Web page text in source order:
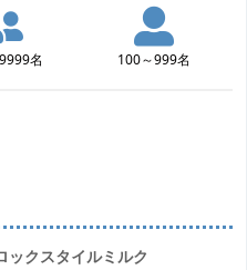
名 100～999名
ックスタイルミルク